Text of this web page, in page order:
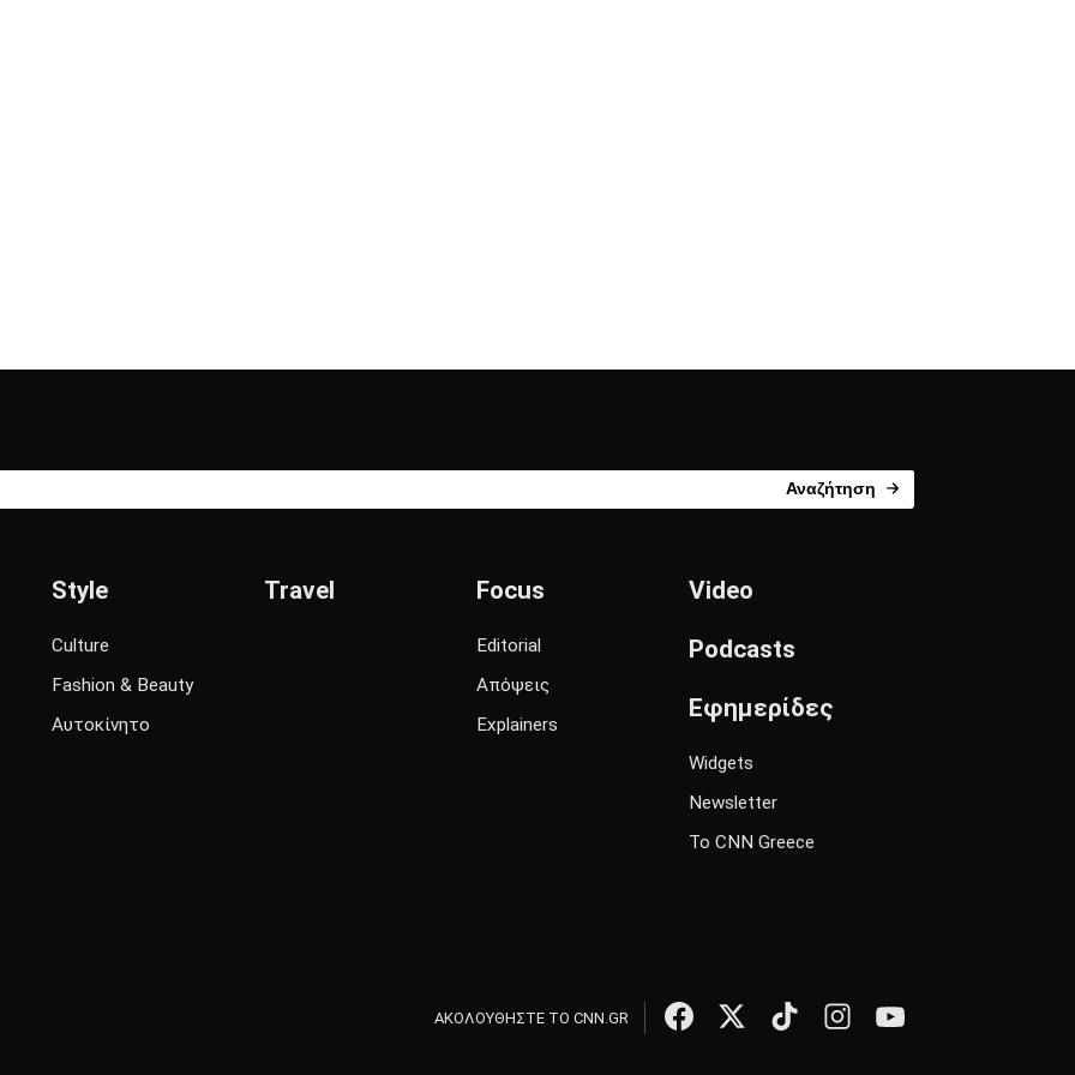
Αναζήτηση
Style
Culture
Fashion & Beauty
Αυτοκίνητο
Travel Focus
Editorial
Απόψεις
Explainers
Video
Podcasts
Εφημερίδες
Widgets
Newsletter
Το CNN Greece
ΑΚΟΛΟΥΘΗΣΤΕ ΤΟ CNN.GR